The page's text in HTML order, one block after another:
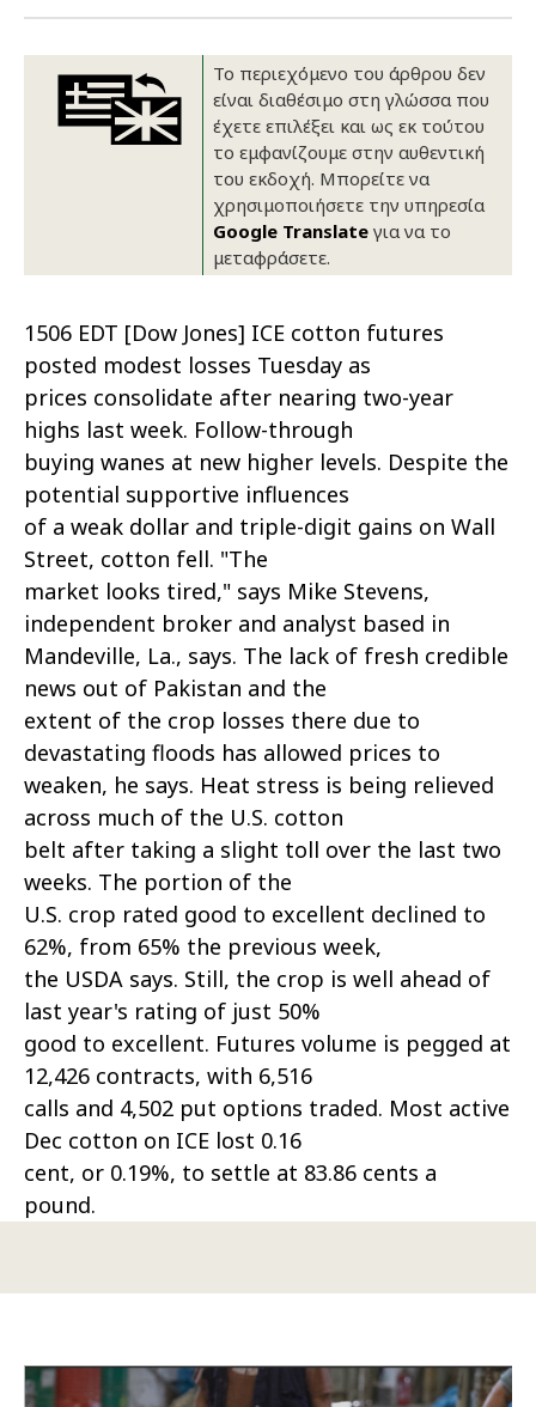
Εταιρική δομή
Καινοτομία
Πως θα μας βρείτε
ΑΚΟΛΟΥΘΗΣΤΕ ΜΑΣ
Συνέδρια
Πως θα μας βρείτε
ΑΚΟΛΟΥΘΗΣΤΕ ΜΑΣ
Συμβουλευτική στο χωράφι
Εκκόκκιση για λογαριασμό του
Ιατρικές υπηρεσίες
Πως θα μας βρείτε
ΑΚΟΛΟΥΘΗΣΤΕ ΜΑΣ
Πως θα μας βρείτε
ΑΚΟΛΟΥΘΗΣΤΕ ΜΑΣ
Εταιρικά νέα
Πως θα μας βρείτε
ΑΚΟΛΟΥΘΗΣΤΕ ΜΑΣ
Πως θα μας βρείτε
ΑΚΟΛΟΥΘΗΣΤΕ ΜΑΣ
Το περιεχόμενο του άρθρου δεν
είναι διαθέσιμο στη γλώσσα που
έχετε επιλέξει και ως εκ τούτου
το εμφανίζουμε στην αυθεντική
του εκδοχή. Μπορείτε να
χρησιμοποιήσετε την υπηρεσία
Google Translateγια να το
μεταφράσετε.
1506 EDT [Dow Jones] ICE cotton futures
posted modest losses Tuesday as
prices consolidate after nearing two-year
highs last week. Follow-through
buying wanes at new higher levels. Despite the
potential supportive influences
of a weak dollar and triple-digit gains on Wall
Street, cotton fell. "The
market looks tired," says Mike Stevens,
independent broker and analyst based in
Mandeville, La., says. The lack of fresh credible
news out of Pakistan and the
extent of the crop losses there due to
devastating floods has allowed prices to
weaken, he says. Heat stress is being relieved
across much of the U.S. cotton
belt after taking a slight toll over the last two
weeks. The portion of the
U.S. crop rated good to excellent declined to
62%, from 65% the previous week,
the USDA says. Still, the crop is well ahead of
last year's rating of just 50%
good to excellent. Futures volume is pegged at
12,426 contracts, with 6,516
calls and 4,502 put options traded. Most active
Dec cotton on ICE lost 0.16
cent, or 0.19%, to settle at 83.86 cents a
pound.